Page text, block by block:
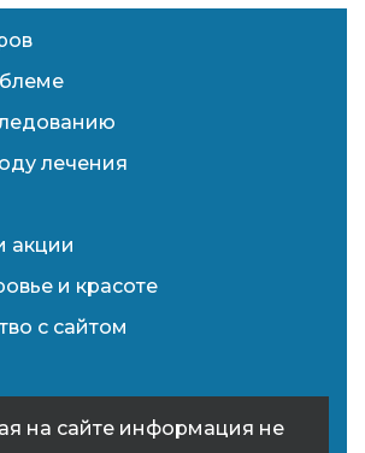
лечения
акции
и красоте
с сайтом
на сайте информация не